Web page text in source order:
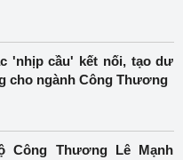
'nhịp cầu' kết nối, tạo dư
cho ngành Công Thương
Công Thương Lê Mạnh